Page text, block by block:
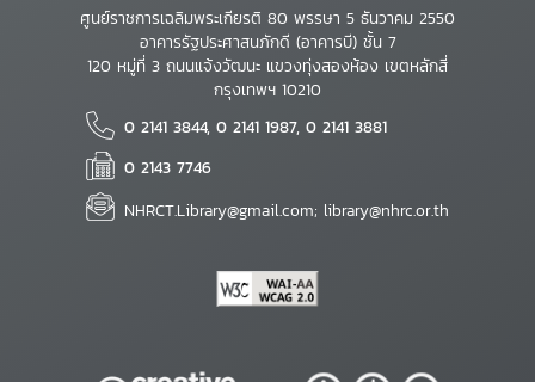
ศูนย์ราชการเฉลิมพระเกียรติ 80 พรรษา 5 ธันวาคม 2550
อาคารรัฐประศาสนภักดี (อาคารบี) ชั้น 7
120 หมู่ที่ 3 ถนนแจ้งวัฒนะ แขวงทุ่งสองห้อง เขตหลักสี่
กรุงเทพฯ 10210
0 2141 3844, 0 2141 1987, 0 2141 3881
0 2143 7746
NHRCT.Library@gmail.com; library@nhrc.or.th